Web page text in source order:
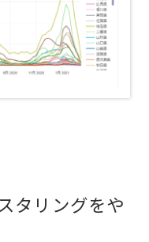
タリングをや